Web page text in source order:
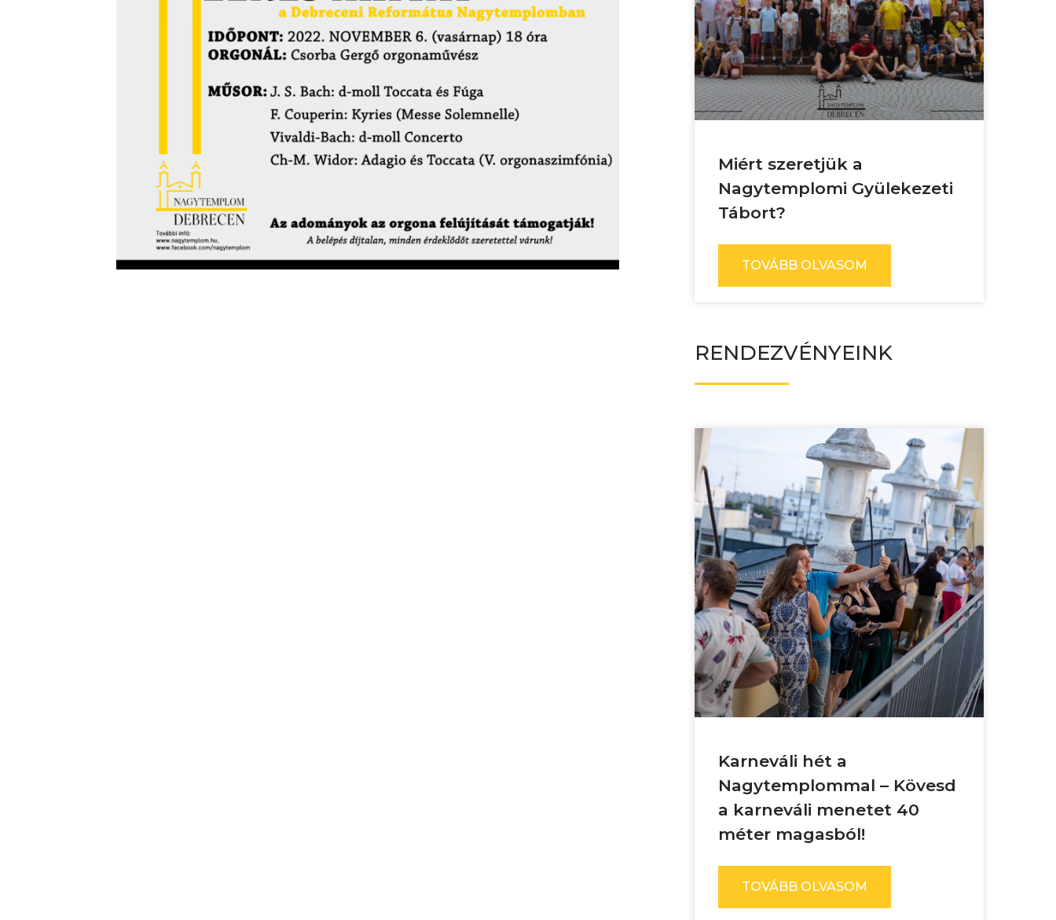
Miért szeretjük a
Nagytemplomi Gyülekezeti
Tábort?
TOVÁBB OLVASOM
RENDEZVÉNYEINK
Karneváli hét a
Nagytemplommal – Kövesd
a karneváli menetet 40
méter magasból!
TOVÁBB OLVASOM